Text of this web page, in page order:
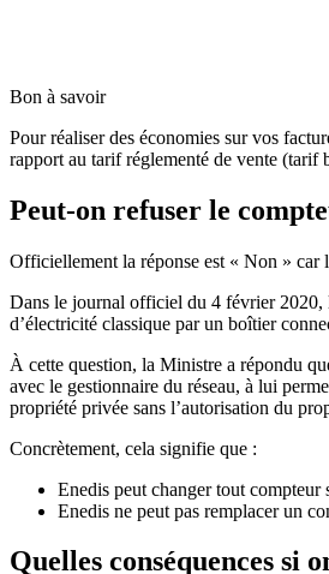
Bon à savoir
Pour réaliser des économies sur vos
rapport au tarif réglementé de vente (tarif
Peut-on refuser le
Officiellement la réponse est « Non » car
Dans le journal officiel du 4 février 2020,
d’électricité classique par un boîtier
À cette question, la Ministre a répondu
avec le gestionnaire du réseau, à lui
propriété privée sans l’autorisation du
Concrètement, cela signifie que :
Enedis peut changer tout compteur
Enedis ne peut pas remplacer un
Quelles conséquences si